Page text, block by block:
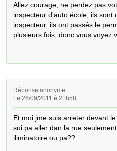
Allez courage, ne perdez pas
inspecteur d'auto école, ils sont
inspecteur, ils ont passés le
plusieurs fois, donc vous voyez
Réponse anonyme
Le 26/09/2011 é 21h58
Et moi jme suis arreter devant
sui pa aller dan la rue
iliminatoire ou pa??